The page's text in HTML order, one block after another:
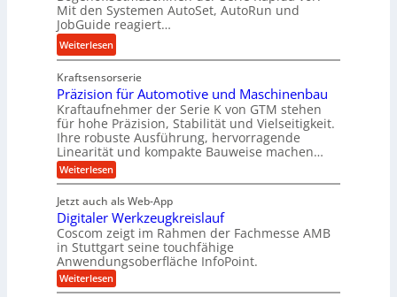
g
e
l
e
w
i
n
d
e
t
r
i
e
b
e
f
m
s
a
t
z
u
n
d
A
u
f
t
r
a
g
s
e
b
e
i
t
o
s
e
,
w
e
n
i
g
e
r
S
Mit den Systemen AutoSet, AutoRun und
JobGuide reagiert…
Weiterlesen:
V
e
r
n
e
t
z
t
S
t
e
u
e
Kraftsensorserie
Präzision für Automotive und Maschinenbau
Kraftaufnehmer der Serie K von GTM stehen
für hohe Präzision, Stabilität und Vielseitigkeit.
Ihre robuste Ausführung, hervorragende
Linearität und kompakte Bauweise machen…
Weiterlesen:
P
ä
z
i
s
i
o
n
f
Jetzt auch als Web-App
Digitaler Werkzeugkreislauf
Coscom zeigt im Rahmen der Fachmesse AMB
in Stuttgart seine touchfähige
Anwendungsoberfläche InfoPoint.
Weiterlesen:
D